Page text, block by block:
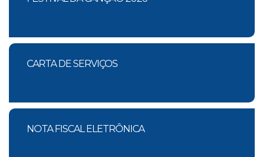
CARTA DE SERVIÇOS
NOTA FISCAL ELETRÔNICA